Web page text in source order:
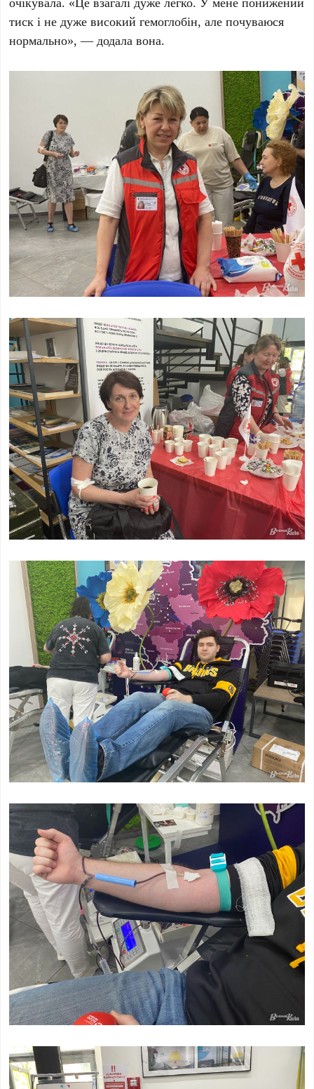
тиск і не дуже високий гемоглобін, але почуваюся
нормально», — додала вона.